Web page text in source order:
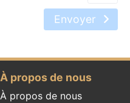
Envoyer
À propos de nous
À propos de nous